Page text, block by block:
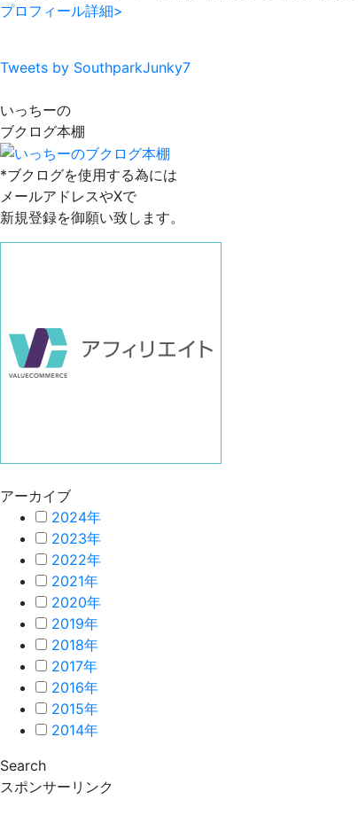
プロフィール詳細>
Tweets by SouthparkJunky7
いっちーの
ブクログ本棚
*ブクログを使用する為には
メールアドレスやXで
新規登録を御願い致します。
アーカイブ
2024年
2023年
2022年
2021年
2020年
2019年
2018年
2017年
2016年
2015年
2014年
Search
スポンサーリンク